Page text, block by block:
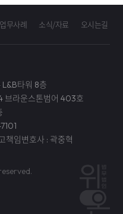
업무사례 소식/자료 오시는길
L&B타워 8층
브라운스톤범어 403호
책임변호사 : 곽중혁